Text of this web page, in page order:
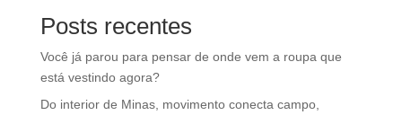
Posts recentes
Você já parou para pensar de onde vem a roupa que
está vestindo agora?
Do interior de Minas, movimento conecta campo,